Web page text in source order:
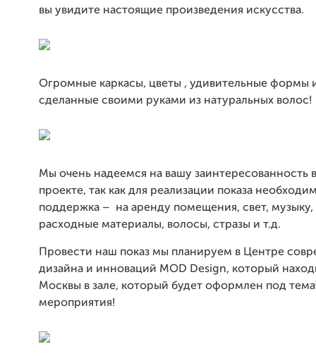
вы увидите настоящие произведения искусства.
Огромные каркасы, цветы , удивительные формы
сделанные своими руками из натуральных волос!
Мы очень надеемся на вашу заинтересованность
проекте, так как для реализации показа
поддержка – на аренду помещения, свет, музыку,
расходные материалы, волосы, стразы и т.д.
Провести наш показ мы планируем в Центре
дизайна и инноваций MOD Design, который
Москвы в зале, который будет оформлен под
мероприятия!